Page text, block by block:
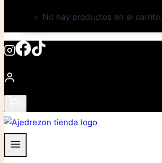
No hay productos en el carrito.